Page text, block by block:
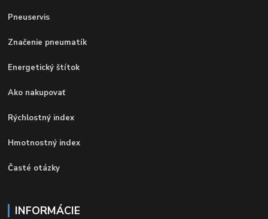
Pneuservis
Značenie pneumatík
Energetický štítok
Ako nakupovať
Rýchlostný index
Hmotnostný index
Časté otázky
INFORMÁCIE